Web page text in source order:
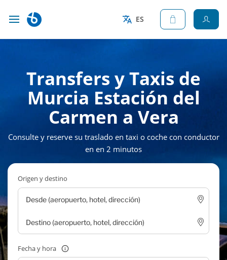
ES
Transfers y Taxis de
Murcia Estación del
Carmen a Vera
Consulte y reserve su traslado en taxi o coche con conductor
en en 2 minutos
Origen y destino
Fecha y hora